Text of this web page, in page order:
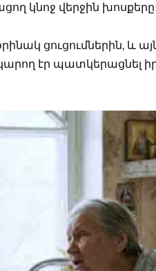
կնոջ վերջին
ցուցումներին, և
էր պատկերացնել